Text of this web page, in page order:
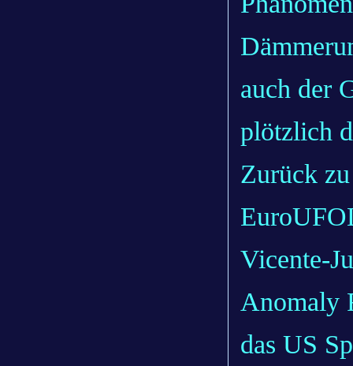
auch der
plötzlich
Zurück
Vicente-
Anomaly
das US